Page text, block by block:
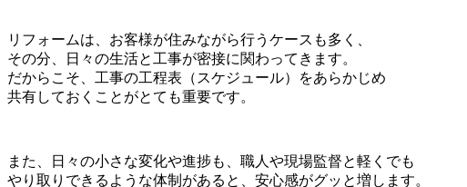
リフォームは、お客様が住みながら行うケースも多く、
その分、日々の生活と工事が密接に関わってきます。
だからこそ、工事の工程表（スケジュール）をあらかじめ
共有しておくことがとても重要です。
また、日々の小さな変化や進捗も、職人や現場監督と軽くでも
やり取りできるような体制があると、安心感がグッと増します。